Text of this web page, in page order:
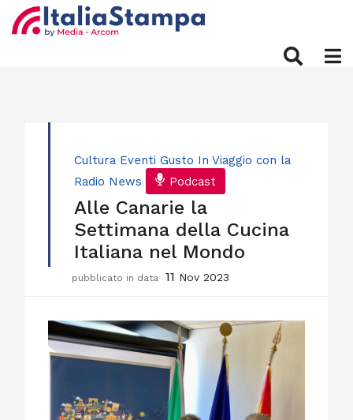
Cultura Eventi Gusto In Viaggio con la
Radio News Podcast
Alle Canarie la
Settimana della Cucina
Italiana nel Mondo
pubblicato in data 11 Nov 2023